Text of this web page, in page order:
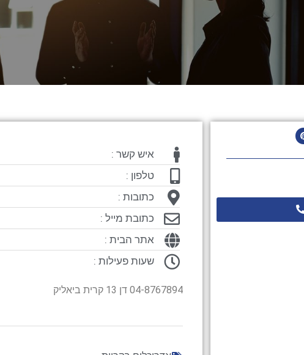
איש קשר :
טלפון :
כתובות :
כתובת מייל :
אתר הבית :
שעות פעילות :
04-8767894 דן 13 קרית ביאליק